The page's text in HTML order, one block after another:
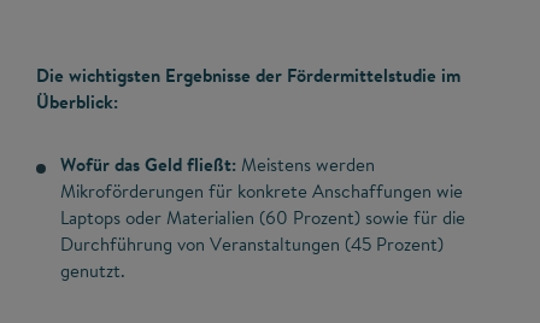
Die wichtigsten Ergebnisse der Fördermittelstudie im
Überblick:
Wofür das Geld fließt: Meistens werden
Mikroförderungen für konkrete Anschaffungen wie
Laptops oder Materialien (60 Prozent) sowie für die
Durchführung von Veranstaltungen (45 Prozent)
genutzt.